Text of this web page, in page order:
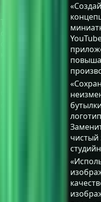
Тема, стиль,